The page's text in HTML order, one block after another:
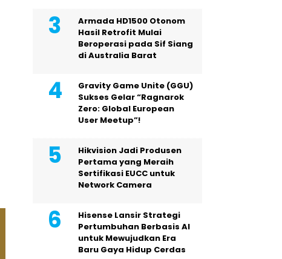
Armada HD1500 Otonom
Hasil Retrofit Mulai
Beroperasi pada Sif Siang
di Australia Barat
Gravity Game Unite (GGU)
Sukses Gelar “Ragnarok
Zero: Global European
User Meetup”!
Hikvision Jadi Produsen
Pertama yang Meraih
Sertifikasi EUCC untuk
Network Camera
Hisense Lansir Strategi
Pertumbuhan Berbasis AI
untuk Mewujudkan Era
Baru Gaya Hidup Cerdas